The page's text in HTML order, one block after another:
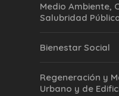
Medio Ambiente,
Salubridad
Bienestar Social
Regeneración y
Urbano y de